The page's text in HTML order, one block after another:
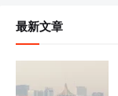
最新文章